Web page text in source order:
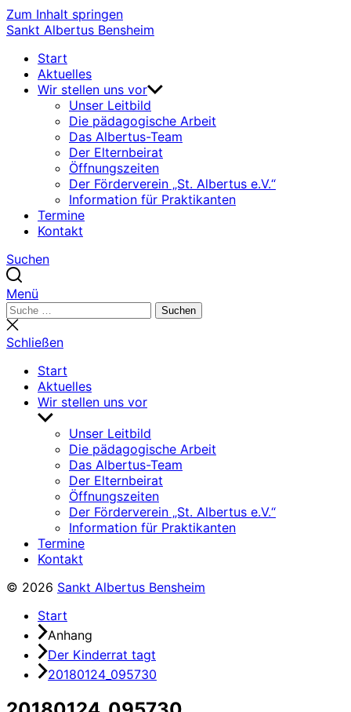
Zum Inhalt springen
Sankt Albertus Bensheim
Start
Aktuelles
Wir stellen uns vor
Unser Leitbild
Die pädagogische Arbeit
Das Albertus-Team
Der Elternbeirat
Öffnungszeiten
Der Förderverein „St. Albertus e.V.“
Information für Praktikanten
Termine
Kontakt
Suchen
Menü
Suchen
nach:
Suchen
Suche
schließen
Schließen
Start
Aktuelles
Wir stellen uns vor
Untermenü
anzeigenUnser Leitbild
Die pädagogische Arbeit
Das Albertus-Team
Der Elternbeirat
Öffnungszeiten
Der Förderverein „St. Albertus e.V.“
Information für Praktikanten
Termine
Kontakt
© 2026 Sankt Albertus Bensheim
Start
Anhang
Der Kinderrat tagt
20180124_095730